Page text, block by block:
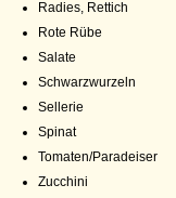
Radies, Rettich
Rote Rübe
Salate
Schwarzwurzeln
Sellerie
Spinat
Tomaten/Paradeiser
Zucchini